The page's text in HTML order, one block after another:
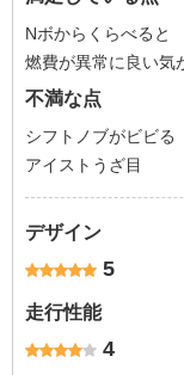
Nボからくらべると
燃費が異常に良い気
不満な点
シフトノブがビビる
アイストうざ目
デザイン
5
走行性能
4